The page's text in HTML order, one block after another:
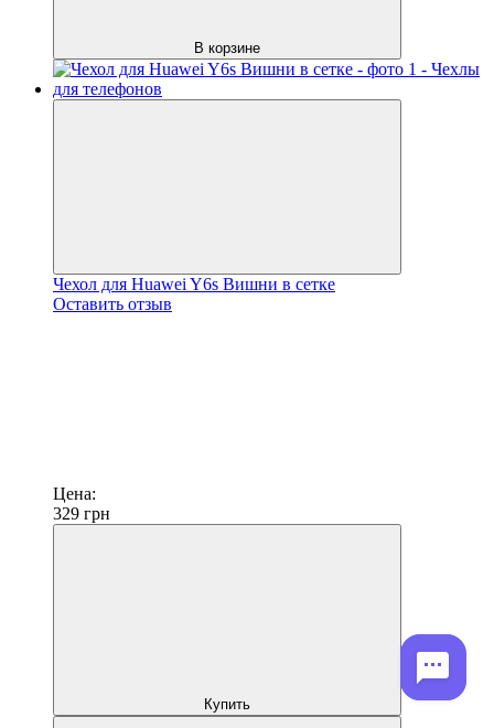
В корзине
Чехол для Huawei Y6s Вишни в сетке
Оставить отзыв
Цена:
329 грн
Купить